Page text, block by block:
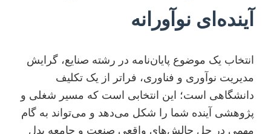
آینده‌ای نوآورانه
انتخاب یک موضوع پایان‌نامه در رشته صنایع، گرایش
مدیریت نوآوری و فناوری، فراتر از یک تکلیف
دانشگاهی است؛ این انتخابی است که مسیر شغلی و
پژوهشی آینده شما را شکل می‌دهد و می‌تواند به گام
مهمی در حل چالش‌های واقعی صنعت و جامعه بدل